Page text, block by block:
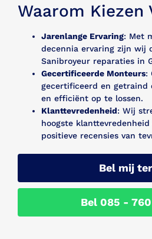
Waarom Kiezen
Jarenlange Ervaring: Met
decennia ervaring zijn wij
Sanibroyeur reparaties in
Gecertificeerde Monteurs:
gecertificeerd en getraind
en efficiënt op te lossen.
Klanttevredenheid: Wij
hoogste
positieve recensies van
Bel mij
Bel 085 -